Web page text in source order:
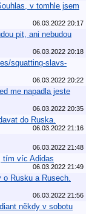
v tomhle jsem
06.03.2022 20:17
pit, ani nebudou
06.03.2022 20:18
squatting-slavs-
06.03.2022 20:22
me napadla jeste
06.03.2022 20:35
do Ruska.
06.03.2022 21:16
06.03.2022 21:48
tím víc Adidas
06.03.2022 21:49
Rusku a Rusech.
06.03.2022 21:56
někdy v sobotu